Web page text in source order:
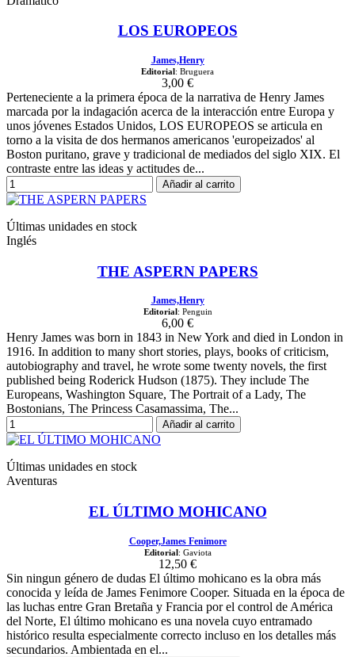
LOS EUROPEOS
James,Henry
Editorial: Bruguera
3,00 €
Perteneciente a la primera época de la narrativa de Henry James
marcada por la indagación acerca de la interacción entre Europa y
unos jóvenes Estados Unidos, LOS EUROPEOS se articula en
torno a la visita de dos hermanos americanos 'europeizados' al
Boston puritano, grave y tradicional de mediados del siglo XIX. El
contraste entre las ideas y actitudes de...
Añadir al carrito
Últimas unidades en stock
Inglés
THE ASPERN PAPERS
James,Henry
Editorial: Penguin
6,00 €
Henry James was born in 1843 in New York and died in London in
1916. In addition to many short stories, plays, books of criticism,
autobiography and travel, he wrote some twenty novels, the first
published being Roderick Hudson (1875). They include The
Europeans, Washington Square, The Portrait of a Lady, The
Bostonians, The Princess Casamassima, The...
Añadir al carrito
Últimas unidades en stock
Aventuras
EL ÚLTIMO MOHICANO
Cooper,James Fenimore
Editorial: Gaviota
12,50 €
Sin ningun género de dudas El último mohicano es la obra más
conocida y leída de James Fenimore Cooper. Situada en la época de
las luchas entre Gran Bretaña y Francia por el control de América
del Norte, El último mohicano es una novela cuyo entramado
histórico resulta especialmente correcto incluso en los detalles más
secundarios. Ambientada en el...